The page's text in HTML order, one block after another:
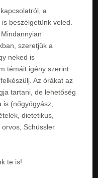
a
beszélgetünk veled.
szeretjük a
neked is
témáit igény szerint
Az órákat az
tartani, de lehetőség
(nőgyógyász,
dietetikus,
Schüssler
te is!